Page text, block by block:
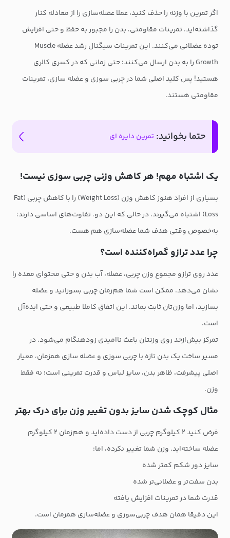
اگر تمرین با وزنه را حذف کنید، عملا عضله‌سازی را از معادله کنار
گذاشته‌اید. تمرینات مقاومتی، بدن را مجبور به حفظ و حتی افزایش
توده عضلانی می‌کنند. این تمرینات سیگنال رشد عضله Muscle
Growth را به بدن ارسال می‌کنند؛ حتی زمانی که در کسری کالری
هستید! پس کلید اصلی شما در چربی سوزی و عضله سازی، تمرینات
مقاومتی هستند.
حتما بخوانید: تمرین دایره ای
یک اشتباه مهم! هر کاهش وزنی چربی سوزی نیست!
بسیاری از افراد هنوز کاهش وزن (Weight Loss) را با کاهش چربی (Fat
Loss) اشتباه می‌گیرند. در حالی که این دو، تفاوت‌های اساسی دارند؛
به‌خصوص وقتی هدف شما عضله‌سازی هم هست.
چرا عدد ترازو گمراه‌کننده است؟
عدد روی ترازو مجموع وزن چربی، عضله، آب بدن و حتی محتوای معده را
نشان می‌دهد. ممکن است شما هم‌زمان چربی بسوزانید و عضله
بسازید، اما وزن‌تان ثابت بماند. این اتفاق کاملا طبیعی و حتی ایده‌آل
است.
تمرکز بیش‌ازحد روی وزنتان باعث ناامیدی زودهنگام می‌شود. در
مسیر ساخت یک بدن تازه با چربی سوزی و عضله سازی همزمان، معیار
اصلی پیشرفت، ظاهر بدن، سایز لباس و قدرت تمرینی است؛ نه فقط
وزن.
مثال کوچک شدن سایز بدون تغییر وزن برای درک بهتر
فرض کنید ۲ کیلوگرم چربی از دست داده‌اید و هم‌زمان ۲ کیلوگرم
عضله ساخته‌اید. وزن شما تغییر نکرده، اما:
سایز دور شکم کمتر شده
بدن سفت‌تر و عضلانی‌تر شده
قدرت شما در تمرینات افزایش یافته
این دقیقا همان هدف چربی‌سوزی و عضله‌سازی همزمان است.